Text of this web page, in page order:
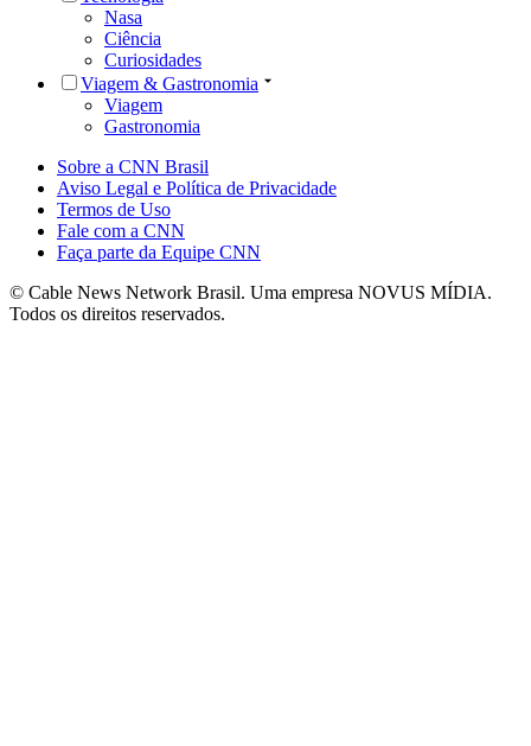
Nasa
Ciência
Curiosidades
Viagem & Gastronomia
Viagem
Gastronomia
Sobre a CNN Brasil
Aviso Legal e Política de Privacidade
Termos de Uso
Fale com a CNN
Faça parte da Equipe CNN
© Cable News Network Brasil. Uma empresa NOVUS MÍDIA.
Todos os direitos reservados.